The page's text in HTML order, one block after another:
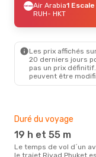
Air Arabia1 Escale
RUH- HKT
Les prix affichés
20 derniers jours
pas un prix
peuvent être
Duré du voyage
19 h et 55 m
Le temps de vol d´un avion pour
le trajet Riyad Phuket